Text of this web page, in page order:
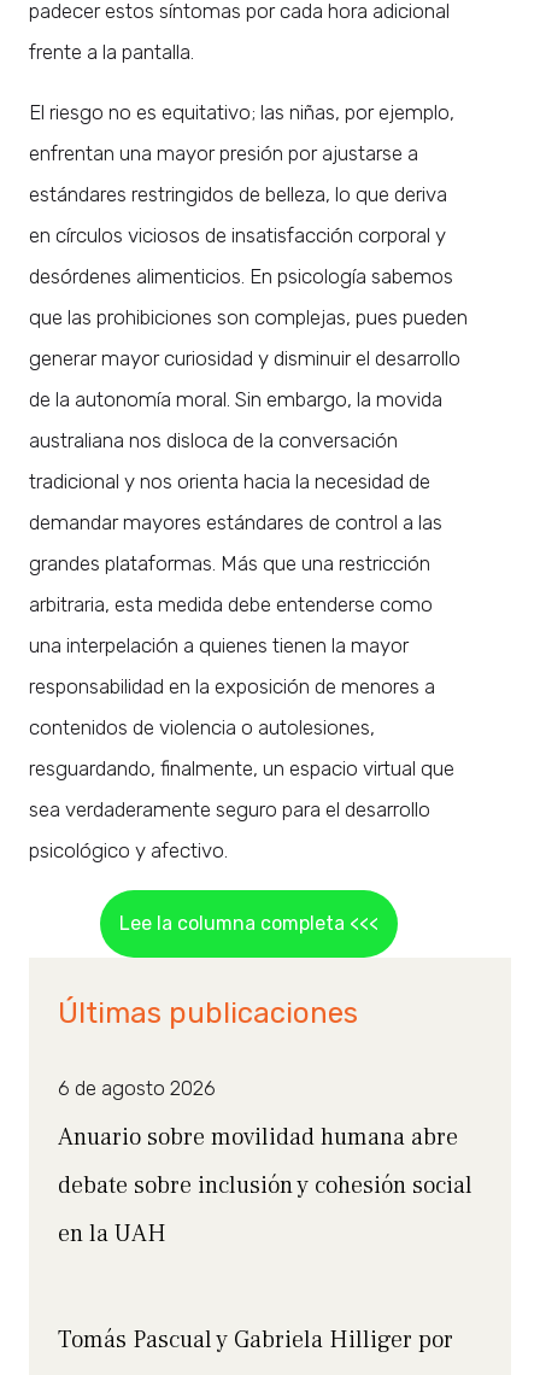
padecer estos síntomas por cada hora adicional
frente a la pantalla.
El riesgo no es equitativo; las niñas, por ejemplo,
enfrentan una mayor presión por ajustarse a
estándares restringidos de belleza, lo que deriva
en círculos viciosos de insatisfacción corporal y
desórdenes alimenticios. En psicología sabemos
que las prohibiciones son complejas, pues pueden
generar mayor curiosidad y disminuir el desarrollo
de la autonomía moral. Sin embargo, la movida
australiana nos disloca de la conversación
tradicional y nos orienta hacia la necesidad de
demandar mayores estándares de control a las
grandes plataformas. Más que una restricción
arbitraria, esta medida debe entenderse como
una interpelación a quienes tienen la mayor
responsabilidad en la exposición de menores a
contenidos de violencia o autolesiones,
resguardando, finalmente, un espacio virtual que
sea verdaderamente seguro para el desarrollo
psicológico y afectivo.
Lee la columna completa <<<
Últimas publicaciones
6 de agosto 2026
Anuario sobre movilidad humana abre
debate sobre inclusión y cohesión social
en la UAH
Tomás Pascual y Gabriela Hilliger por